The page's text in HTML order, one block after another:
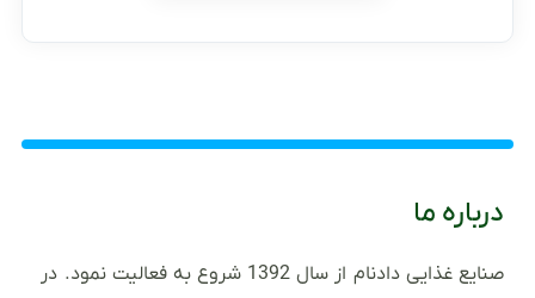
درباره ما
صنایع غذایی دادنام از سال 1392 شروع به فعالیت نمود. در